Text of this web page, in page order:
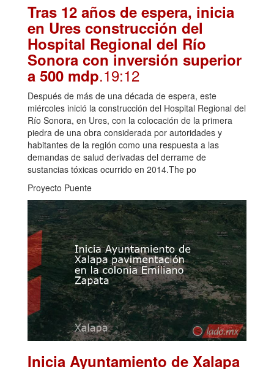
Tras 12 años de espera, inicia
en Ures construcción del
Hospital Regional del Río
Sonora con inversión superior
a 500 mdp.19:12
Después de más de una década de espera, este
miércoles inició la construcción del Hospital Regional del
Río Sonora, en Ures, con la colocación de la primera
piedra de una obra considerada por autoridades y
habitantes de la región como una respuesta a las
demandas de salud derivadas del derrame de
sustancias tóxicas ocurrido en 2014.The po
Proyecto Puente
Inicia Ayuntamiento de Xalapa